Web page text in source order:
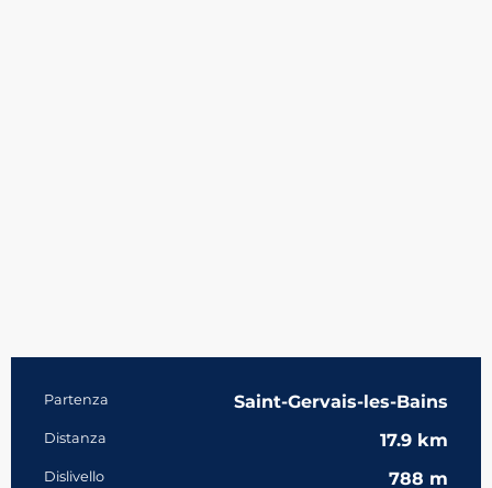
Informazioni pratiche
Partenza Saint-Gervais-les-Bains
Distanza 17.9 km
Dislivello 788 m